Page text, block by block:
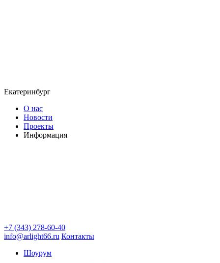
Екатеринбург
О нас
Новости
Проекты
Информация
+7 (343) 278-60-40
info@arlight66.ru Контакты
Шоурум